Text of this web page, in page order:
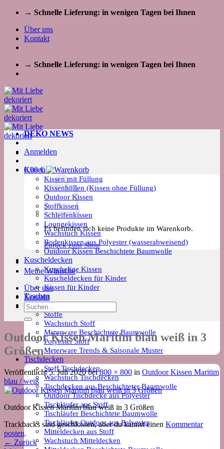
Zum
springen
→ Schnelle Lieferung: in wenigen Tagen bei Ihnen
Über uns
Kontakt
→ Schnelle Lieferung: in wenigen Tagen bei Ihnen
Kissen
Kissen mit Füllung
Kissenhüllen (Kissen ohne Füllung)
Outdoor Kissen
Stoffkissen
Schleifenkissen
Loungekissen
Wachstuch Kissen
Bodenkissen aus Polyester (wasserabweisend)
Outdoor Kissen Beschichtete Baumwolle
Kuscheldecken
Kuschelige Kissen
Kuscheldecken für Kinder
Kissen für Kinder
Taschen
Meterware
Stoffe
Wachstuch Stoff
Meterware Beschichtete Baumwolle
Polyester Stoff
Meterware Trends & Saisonale Muster
Tischdecken
Stoff Tischdecken
Wachstuch Tischdecken
Tischdecken aus Beschichteter Baumwolle
Outdoor Tischdecke aus Polyester
Tischläufer aus Stoff
Tischläufer Beschichtete Baumwolle
Tischläufer Outdoor aus Polyester
Mitteldecken aus Stoff
Wachstuch Mitteldecken
DEKO NEWS
Anmelden
0,00€
Es befinden sich keine Produkte im Warenkorb.
Zurück zum Shop
Meine Wünsche
Über uns
Kontakt
Suchen
nach:
Outdoor Kissen Maritim blau weiß in 3
Größen
Veröffentlicht5. Juli 2020bei800 × 800 in Outdoor Kissen Maritim
blau / weiß
Outdoor Kissen Maritim blau weiß in 3 Größen
Trackbacks sind geschlossen, aber du kannst einen Kommentar
posten.
← Zurück